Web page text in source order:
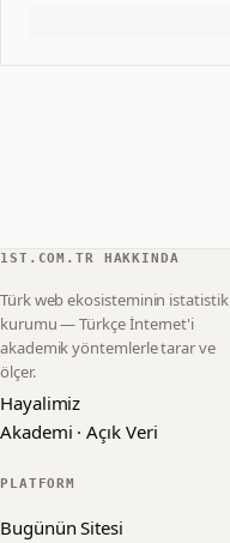
1ST.COM.TR HAKKINDA
Türk web ekosisteminin istatistik
kurumu — Türkçe İnternet'i
akademik yöntemlerle tarar ve
ölçer.
Hayalimiz
Akademi · Açık Veri
PLATFORM
Bugünün Sitesi